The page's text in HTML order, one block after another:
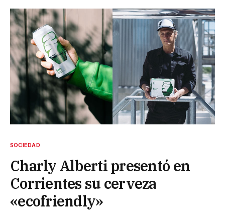
SOCIEDAD
Charly Alberti presentó en
Corrientes su cerveza
«ecofriendly»